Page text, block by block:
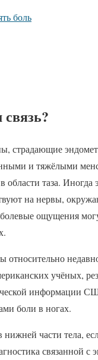
боль
страдающие
и тяжёлыми
области таза.
на нервы,
ощущения
относительно
учёных,
информации
боли в ногах.
части тела,
связанной